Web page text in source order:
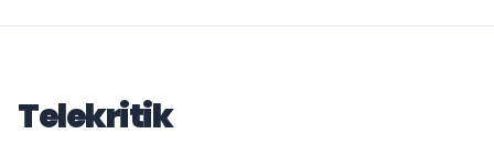
Telekritik